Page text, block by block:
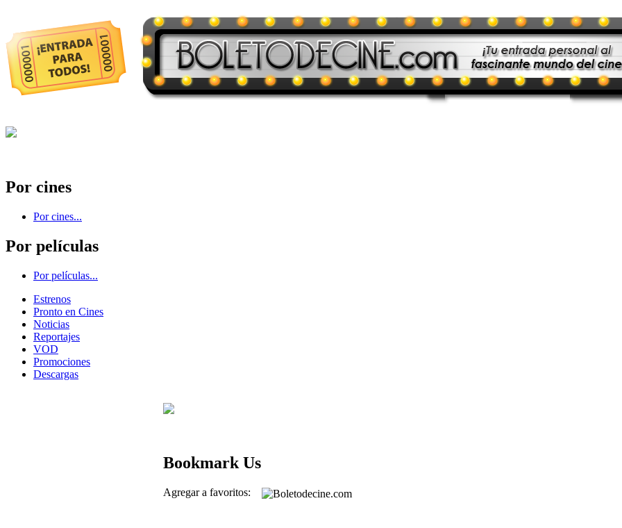
Por cines
Por cines...
Por películas
Por películas...
Estrenos
Pronto en Cines
Noticias
Reportajes
VOD
Promociones
Descargas
Bookmark Us
Agregar a favoritos: